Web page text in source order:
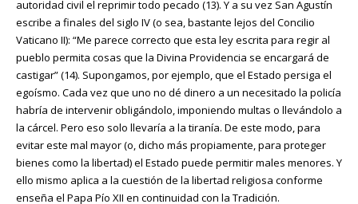
autoridad civil el reprimir todo pecado (13). Y a su vez San Agustín
escribe a finales del siglo IV (o sea, bastante lejos del Concilio
Vaticano II): “Me parece correcto que esta ley escrita para regir al
pueblo permita cosas que la Divina Providencia se encargará de
castigar” (14). Supongamos, por ejemplo, que el Estado persiga el
egoísmo. Cada vez que uno no dé dinero a un necesitado la policía
habría de intervenir obligándolo, imponiendo multas o llevándolo a
la cárcel. Pero eso solo llevaría a la tiranía. De este modo, para
evitar este mal mayor (o, dicho más propiamente, para proteger
bienes como la libertad) el Estado puede permitir males menores. Y
ello mismo aplica a la cuestión de la libertad religiosa conforme
enseña el Papa Pío XII en continuidad con la Tradición.